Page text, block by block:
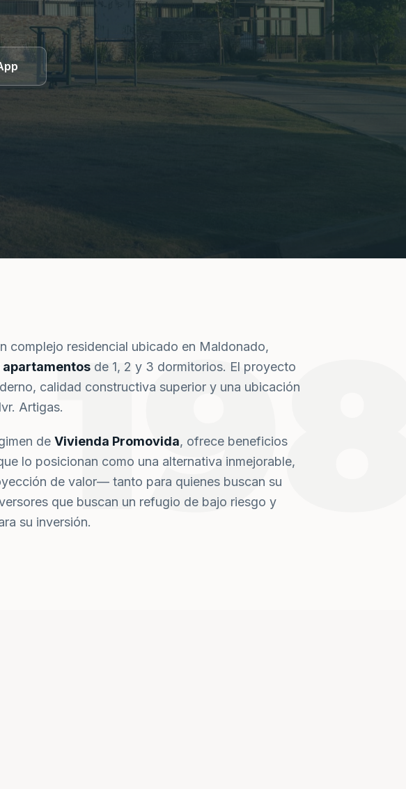
complejo residencial ubicado en Maldonado,
apartamentos de 1, 2 y 3 dormitorios. El proyecto
calidad constructiva superior y una ubicación
Artigas.
de Vivienda Promovida, ofrece beneficios
lo posicionan como una alternativa inmejorable,
de valor— tanto para quienes buscan su
que buscan un refugio de bajo riesgo y
su inversión.